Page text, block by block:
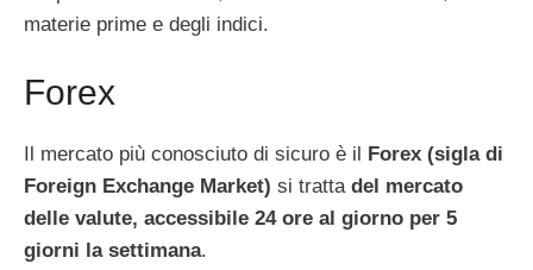
materie prime e degli indici.
Forex
Il mercato più conosciuto di sicuro è il Forex (sigla di
Foreign Exchange Market) si tratta del mercato
delle valute, accessibile 24 ore al giorno per 5
giorni la settimana.